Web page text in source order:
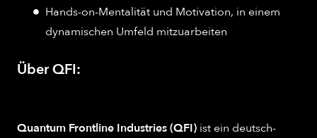
Hands-on-Mentalität und Motivation, in einem
dynamischen Umfeld mitzuarbeiten
Über QFI:
Quantum Frontline Industries (QFI) ist ein deutsch-